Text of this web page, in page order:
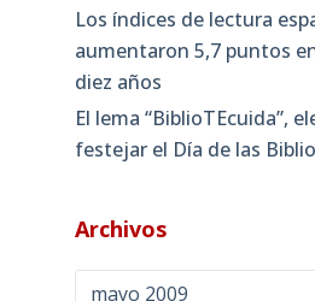
Los índices de lectura
aumentaron 5,7 puntos
diez años
El lema “BiblioTEcuida”,
festejar el Día de las
Archivos